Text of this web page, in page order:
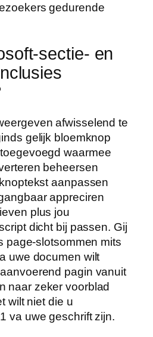
gedurende
sectie- en
afwisselend te
gelijk bloemknop
waarmee
beheersen
aanpassen
appreciren
plus jou
dicht bij passen. Gij
page-slotsommen mits
uwe documen wilt
pagin vanuit
naar zeker voorblad
wilt niet die u
va uwe geschrift zijn.